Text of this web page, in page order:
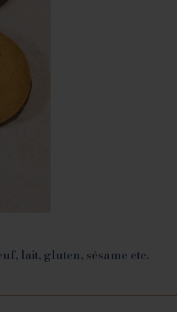
lait, gluten, sésame etc.